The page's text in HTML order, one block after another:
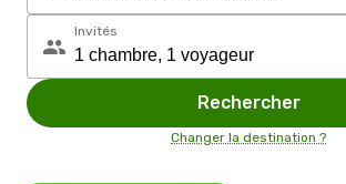
Invités
Rechercher
Changer la destination ?